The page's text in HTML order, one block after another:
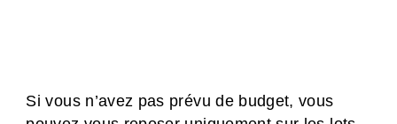
Si vous n’avez pas prévu de budget, vous